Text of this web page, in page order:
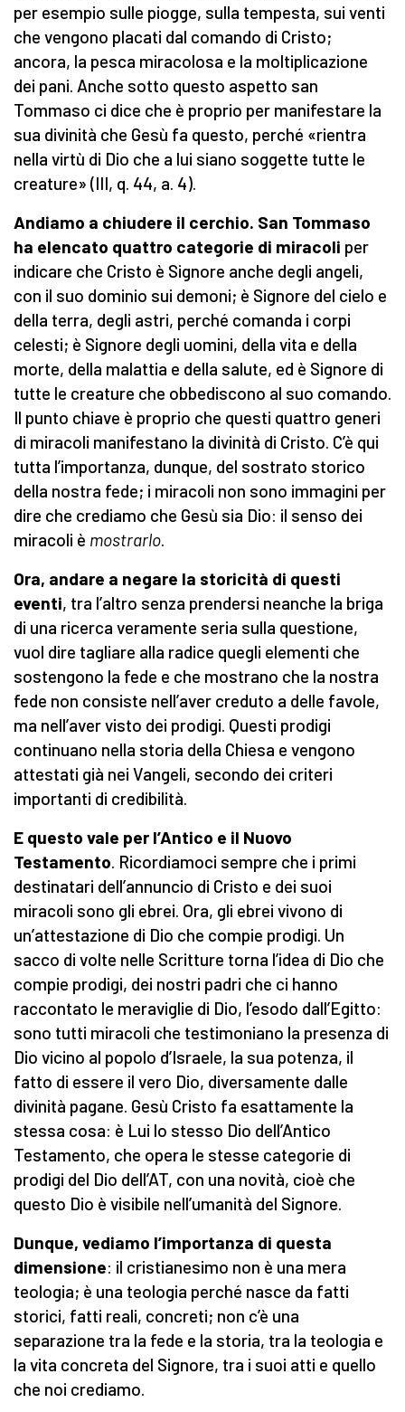
per esempio sulle piogge, sulla tempesta, sui venti
che vengono placati dal comando di Cristo;
ancora, la pesca miracolosa e la moltiplicazione
dei pani. Anche sotto questo aspetto san
Tommaso ci dice che è proprio per manifestare la
sua divinità che Gesù fa questo, perché «rientra
nella virtù di Dio che a lui siano soggette tutte le
creature» (III, q. 44, a. 4).
Andiamo a chiudere il cerchio. San Tommaso
ha elencato quattro categorie di miracoli per
indicare che Cristo è Signore anche degli angeli,
con il suo dominio sui demoni; è Signore del cielo e
della terra, degli astri, perché comanda i corpi
celesti; è Signore degli uomini, della vita e della
morte, della malattia e della salute, ed è Signore di
tutte le creature che obbediscono al suo comando.
Il punto chiave è proprio che questi quattro generi
di miracoli manifestano la divinità di Cristo. C’è qui
tutta l’importanza, dunque, del sostrato storico
della nostra fede; i miracoli non sono immagini per
dire che crediamo che Gesù sia Dio: il senso dei
miracoli è mostrarlo.
Ora, andare a negare la storicità di questi
eventi, tra l’altro senza prendersi neanche la briga
di una ricerca veramente seria sulla questione,
vuol dire tagliare alla radice quegli elementi che
sostengono la fede e che mostrano che la nostra
fede non consiste nell’aver creduto a delle favole,
ma nell’aver visto dei prodigi. Questi prodigi
continuano nella storia della Chiesa e vengono
attestati già nei Vangeli, secondo dei criteri
importanti di credibilità.
E questo vale per l’Antico e il Nuovo
Testamento. Ricordiamoci sempre che i primi
destinatari dell’annuncio di Cristo e dei suoi
miracoli sono gli ebrei. Ora, gli ebrei vivono di
un’attestazione di Dio che compie prodigi. Un
sacco di volte nelle Scritture torna l’idea di Dio che
compie prodigi, dei nostri padri che ci hanno
raccontato le meraviglie di Dio, l’esodo dall’Egitto:
sono tutti miracoli che testimoniano la presenza di
Dio vicino al popolo d’Israele, la sua potenza, il
fatto di essere il vero Dio, diversamente dalle
divinità pagane. Gesù Cristo fa esattamente la
stessa cosa: è Lui lo stesso Dio dell’Antico
Testamento, che opera le stesse categorie di
prodigi del Dio dell’AT, con una novità, cioè che
questo Dio è visibile nell’umanità del Signore.
Dunque, vediamo l’importanza di questa
dimensione: il cristianesimo non è una mera
teologia; è una teologia perché nasce da fatti
storici, fatti reali, concreti; non c’è una
separazione tra la fede e la storia, tra la teologia e
la vita concreta del Signore, tra i suoi atti e quello
che noi crediamo.